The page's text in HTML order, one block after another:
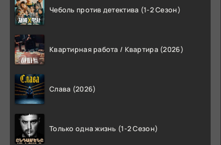
Чеболь против детектива (1-2 Сезон)
Квартирная работа / Квартира (2026)
Слава (2026)
Только одна жизнь (1-2 Сезон)